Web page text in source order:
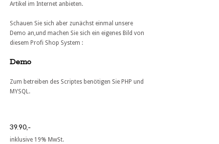
Artikel im Internet anbieten.
Schauen Sie sich aber zunächst einmal unsere
Demo an,und machen Sie sich ein eigenes Bild von
diesem Profi Shop System :
Demo
Zum betreiben des Scriptes benötigen Sie PHP und
MYSQL.
39.90,-
inklusive 19% MwSt.